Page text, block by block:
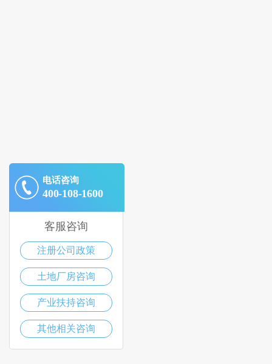
电话咨询
400-108-1600
客服咨询
注册公司政策
土地厂房咨询
产业扶持咨询
其他相关咨询